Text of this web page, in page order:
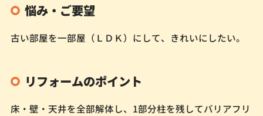
悩み・ご要望
古い部屋を一部屋（ＬＤＫ）にして、きれいにしたい。
リフォームのポイント
床・壁・天井を全部解体し、1部分柱を残してバリアフリ